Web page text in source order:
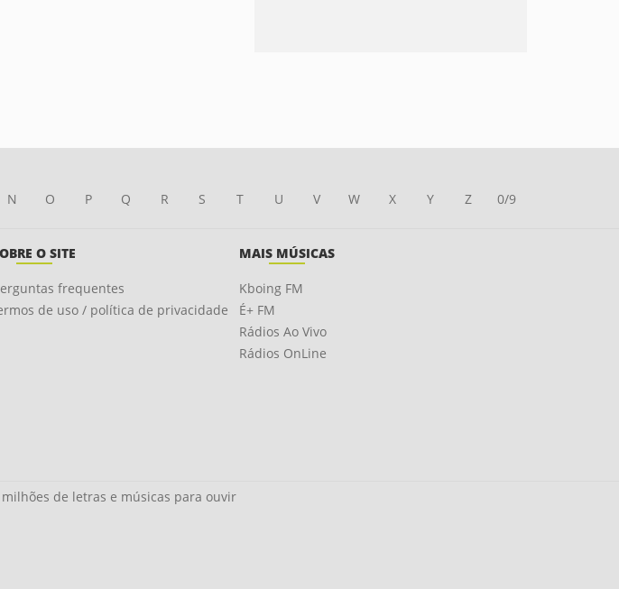
N O P Q R S T U V W X Y Z 0/9
O SITE
frequentes
de uso / política de privacidade
MAIS MÚSICAS
Kboing FM
É+ FM
Rádios Ao Vivo
Rádios OnLine
de letras e músicas para ouvir